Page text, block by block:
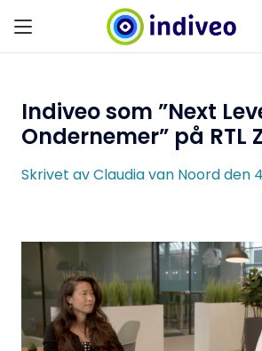
Indiveo som ”Next
Ondernemer” på RTL Z
Skrivet av Claudia van Noord den